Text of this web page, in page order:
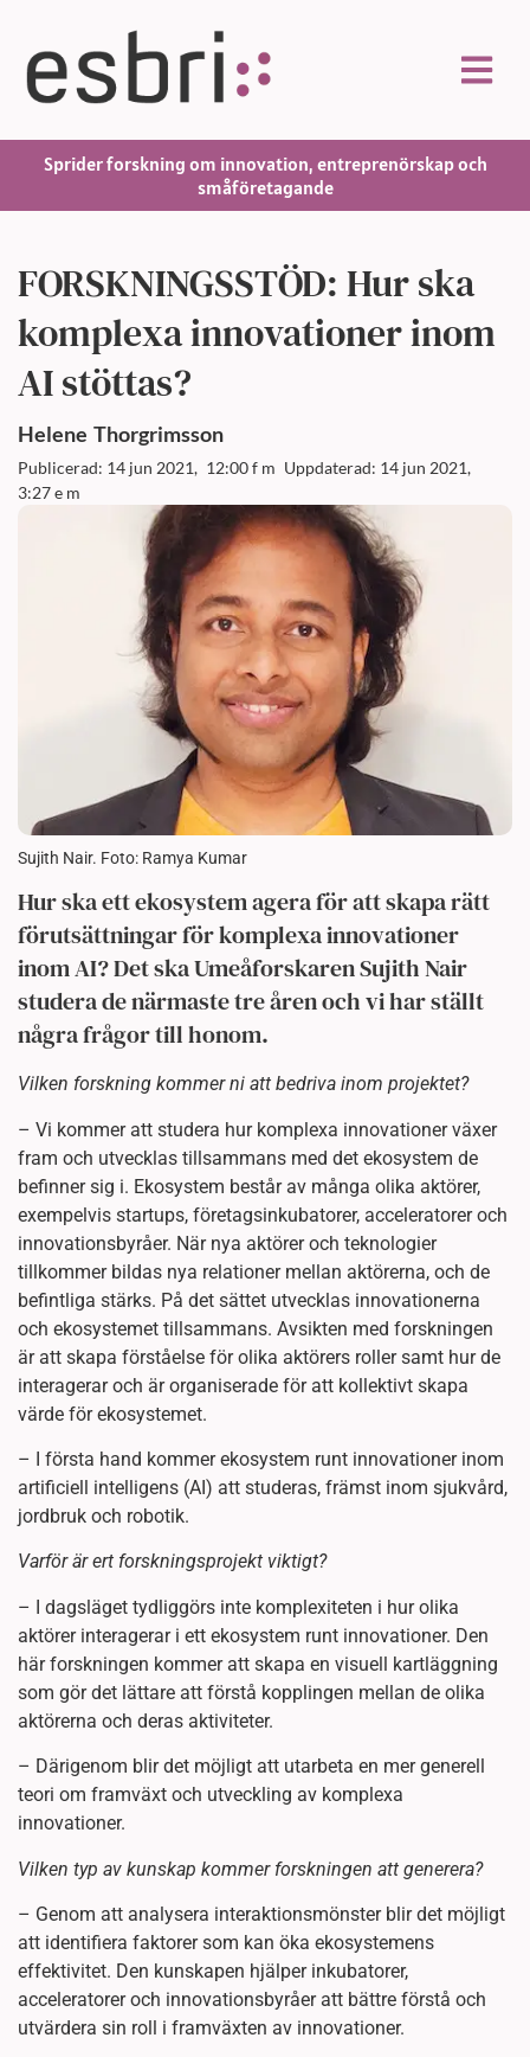
Sprider forskning om innovation, entreprenörskap och
småföretagande
FORSKNINGSSTÖD: Hur ska
komplexa innovationer inom
AI stöttas?
Helene Thorgrimsson
Publicerad: 14 jun 2021, 12:00 f m Uppdaterad: 14 jun 2021,
3:27 e m
Sujith Nair. Foto: Ramya Kumar
Hur ska ett ekosystem agera för att skapa rätt
förutsättningar för komplexa innovationer
inom AI? Det ska Umeåforskaren Sujith Nair
studera de närmaste tre åren och vi har ställt
några frågor till honom.
Vilken forskning kommer ni att bedriva inom projektet?
– Vi kommer att studera hur komplexa innovationer växer
fram och utvecklas tillsammans med det ekosystem de
befinner sig i. Ekosystem består av många olika aktörer,
exempelvis startups, företagsinkubatorer, acceleratorer och
innovationsbyråer. När nya aktörer och teknologier
tillkommer bildas nya relationer mellan aktörerna, och de
befintliga stärks. På det sättet utvecklas innovationerna
och ekosystemet tillsammans. Avsikten med forskningen
är att skapa förståelse för olika aktörers roller samt hur de
interagerar och är organiserade för att kollektivt skapa
värde för ekosystemet.
– I första hand kommer ekosystem runt innovationer inom
artificiell intelligens (AI) att studeras, främst inom sjukvård,
jordbruk och robotik.
Varför är ert forskningsprojekt viktigt?
– I dagsläget tydliggörs inte komplexiteten i hur olika
aktörer interagerar i ett ekosystem runt innovationer. Den
här forskningen kommer att skapa en visuell kartläggning
som gör det lättare att förstå kopplingen mellan de olika
aktörerna och deras aktiviteter.
– Därigenom blir det möjligt att utarbeta en mer generell
teori om framväxt och utveckling av komplexa
innovationer.
Vilken typ av kunskap kommer forskningen att generera?
– Genom att analysera interaktionsmönster blir det möjligt
att identifiera faktorer som kan öka ekosystemens
effektivitet. Den kunskapen hjälper inkubatorer,
acceleratorer och innovationsbyråer att bättre förstå och
utvärdera sin roll i framväxten av innovationer.